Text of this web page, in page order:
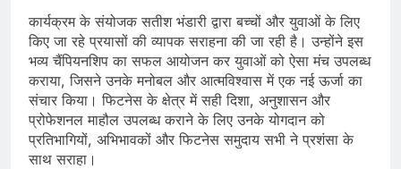
कार्यक्रम के संयोजक सतीश भंडारी द्वारा बच्चों और युवाओं के लिए
किए जा रहे प्रयासों की व्यापक सराहना की जा रही है। उन्होंने इस
भव्य चैंपियनशिप का सफल आयोजन कर युवाओं को ऐसा मंच उपलब्ध
कराया, जिसने उनके मनोबल और आत्मविश्वास में एक नई ऊर्जा का
संचार किया। फिटनेस के क्षेत्र में सही दिशा, अनुशासन और
प्रोफेशनल माहौल उपलब्ध कराने के लिए उनके योगदान को
प्रतिभागियों, अभिभावकों और फिटनेस समुदाय सभी ने प्रशंसा के
साथ सराहा।